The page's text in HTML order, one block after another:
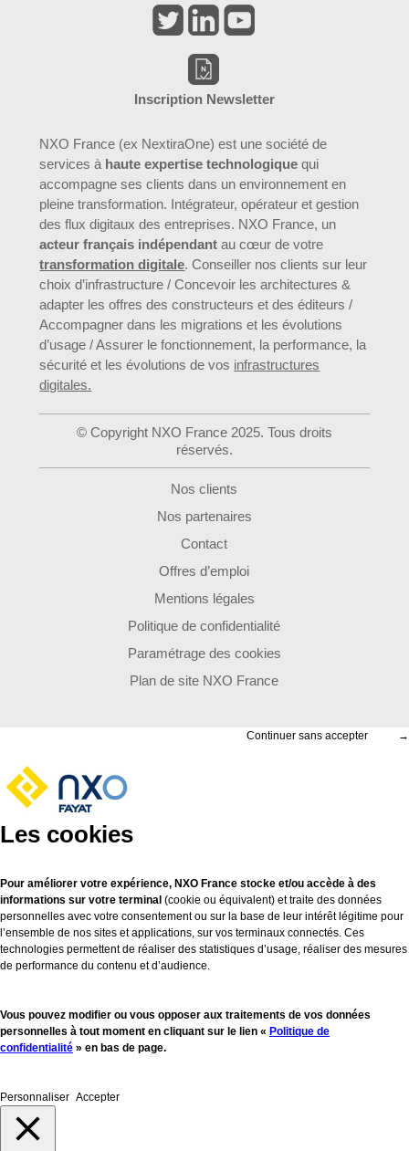
Inscription Newsletter
NXO France (ex NextiraOne) est une société de
services à haute expertise technologique qui
accompagne ses clients dans un environnement en
pleine transformation. Intégrateur, opérateur et gestion
des flux digitaux des entreprises. NXO France, un
acteur français indépendant au cœur de votre
transformation digitale. Conseiller nos clients sur leur
choix d’infrastructure / Concevoir les architectures &
adapter les offres des constructeurs et des éditeurs /
Accompagner dans les migrations et les évolutions
d’usage / Assurer le fonctionnement, la performance, la
sécurité et les évolutions de vos infrastructures
digitales.
© Copyright NXO France 2025. Tous droits
réservés.
Nos clients
Nos partenaires
Contact
Offres d’emploi
Mentions légales
Politique de confidentialité
Paramétrage des cookies
Plan de site NXO France
Continuer sans accepter →
Les cookies
Pour améliorer votre expérience, NXO France stocke et/ou accède à des
informations sur votre terminal (cookie ou équivalent) et traite des données
personnelles avec votre consentement ou sur la base de leur intérêt légitime pour
l’ensemble de nos sites et applications, sur vos terminaux connectés. Ces
technologies permettent de réaliser des statistiques d’usage, réaliser des mesures
de performance du contenu et d’audience.
Vous pouvez modifier ou vous opposer aux traitements de vos données
personnelles à tout moment en cliquant sur le lien « Politique de
confidentialité » en bas de page.
Personnaliser Accepter